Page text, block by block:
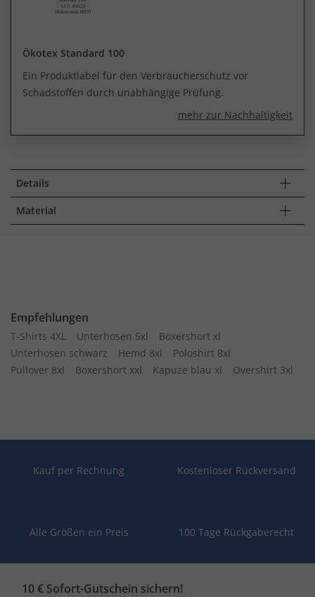
Ökotex Standard 100
Ein Produktlabel für den Verbraucherschutz vor
Schadstoffen durch unabhängige Prüfung.
mehr zur Nachhaltigkeit
Details
Material
Empfehlungen
T-Shirts 4XL Unterhosen 5xl
Boxershort xl
Unterhosen schwarz
Hemd 8xl
Poloshirt 8xl
Pullover 8xl
Boxershort xxl Kapuze blau xl Overshirt 3xl
Kauf per Rechnung Kostenloser Rückversand
Alle Größen ein Preis 100 Tage Rückgaberecht
10 € Sofort-Gutschein sichern!